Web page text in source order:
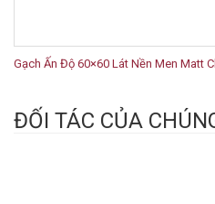
Gạch Ấn Độ 60×60 Lát Nền Men Matt
ĐỐI TÁC CỦA